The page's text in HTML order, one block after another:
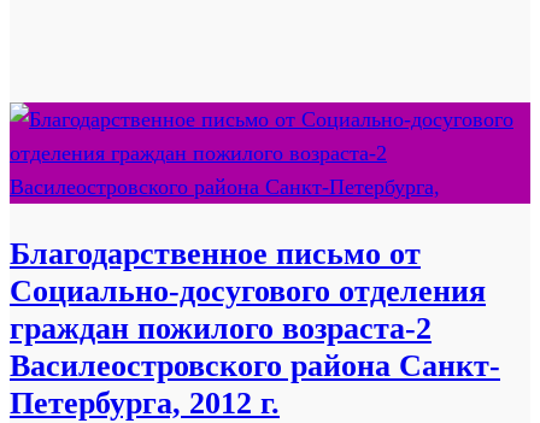
Благодарственное письмо от
Социально-досугового отделения
граждан пожилого возраста-2
Василеостровского района Санкт-
Петербурга, 2012 г.